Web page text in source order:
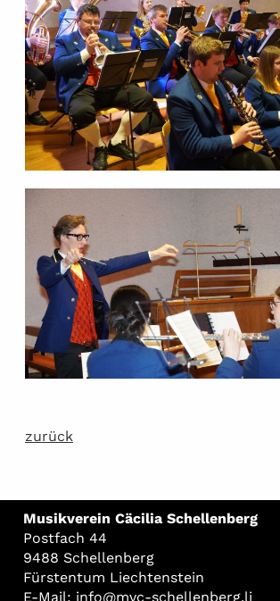
zurück
Musikverein Cäcilia Schellenberg
Postfach 44
9488 Schellenberg
Fürstentum Liechtenstein
E-Mail: info@mvc-schellenberg.li